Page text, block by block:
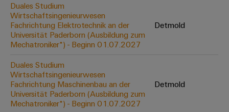
Schlüsseltechnologie
für
die
Energiewende
Effizienter
Betrieb
von
Windparks
Cabinet
Infrastructure
Assemblierungsservice
Bestückte
Klemmenleisten
Duales Studium
Wirtschaftsingenieurwesen
Fachrichtung Elektrotechnik an der
Universität Paderborn (Ausbildung zum
Mechatroniker*) - Beginn 01.07.2027
Detmold
Duales Studium
Wirtschaftsingenieurwesen
Fachrichtung Maschinenbau an der
Universität Paderborn (Ausbildung zum
Mechatroniker*) - Beginn 01.07.2027
Detmold